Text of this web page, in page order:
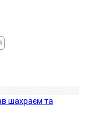
шахраєм та